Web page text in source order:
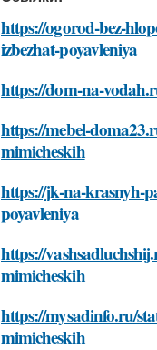
https://ogorod-bez-
izbezhat-poyavleniya
https://dom-na-
https://mebel-
mimicheskih
https://jk-na-krasnyh-
poyavleniya
https://
mimicheskih
https://mysadinfo.ru/
mimicheskih